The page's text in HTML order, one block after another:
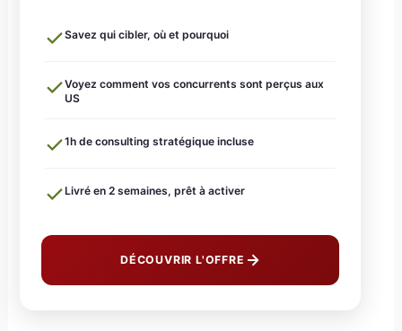
Savez qui cibler, où et pourquoi
Voyez comment vos concurrents sont perçus aux
US
1h de consulting stratégique incluse
Livré en 2 semaines, prêt à activer
DÉCOUVRIR L'OFFRE